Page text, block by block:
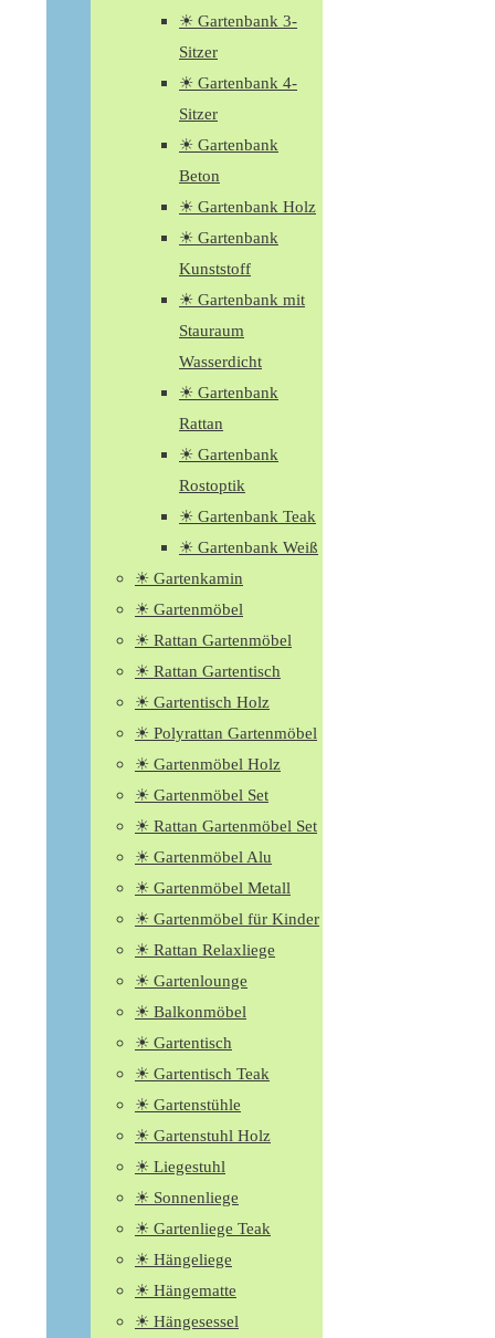
☀ Gartenbank 3-
Sitzer
☀ Gartenbank 4-
Sitzer
☀ Gartenbank
Beton
☀ Gartenbank Holz
☀ Gartenbank
Kunststoff
☀ Gartenbank mit
Stauraum
Wasserdicht
☀ Gartenbank
Rattan
☀ Gartenbank
Rostoptik
☀ Gartenbank Teak
☀ Gartenbank Weiß
☀ Gartenkamin
☀ Gartenmöbel
☀ Rattan Gartenmöbel
☀ Rattan Gartentisch
☀ Gartentisch Holz
☀ Polyrattan Gartenmöbel
☀ Gartenmöbel Holz
☀ Gartenmöbel Set
☀ Rattan Gartenmöbel Set
☀ Gartenmöbel Alu
☀ Gartenmöbel Metall
☀ Gartenmöbel für Kinder
☀ Rattan Relaxliege
☀ Gartenlounge
☀ Balkonmöbel
☀ Gartentisch
☀ Gartentisch Teak
☀ Gartenstühle
☀ Gartenstuhl Holz
☀ Liegestuhl
☀ Sonnenliege
☀ Gartenliege Teak
☀ Hängeliege
☀ Hängematte
☀ Hängesessel